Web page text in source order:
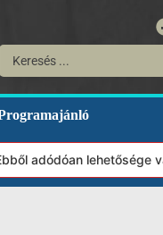
lehetősége